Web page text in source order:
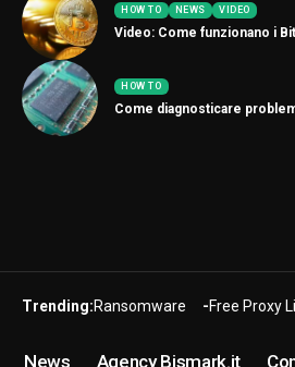
HOW TO NEWS VIDEO
Video: Come funzionano i
HOW TO
Come diagnosticare
Trending:Ransomware Free Proxy
News Agency Bismark.it